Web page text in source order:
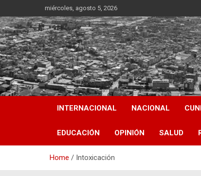
to
content
miércoles, agosto 5, 2026
INTERNACIONAL NACIONAL
EDUCACIÓN OPINIÓN SALUD
Home Intoxicación